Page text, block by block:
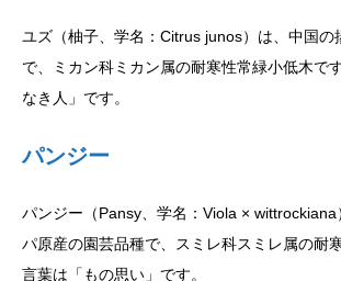
ユズ（柚子、学名：Citrus junos）は、中国の
で、ミカン科ミカン属の耐寒性常緑小低木で
なき人」です。
パンジー
パンジー（Pansy、学名：Viola × wittrockiana
パ原産の園芸品種で、スミレ科スミレ属の耐
言葉は「もの思い」です。